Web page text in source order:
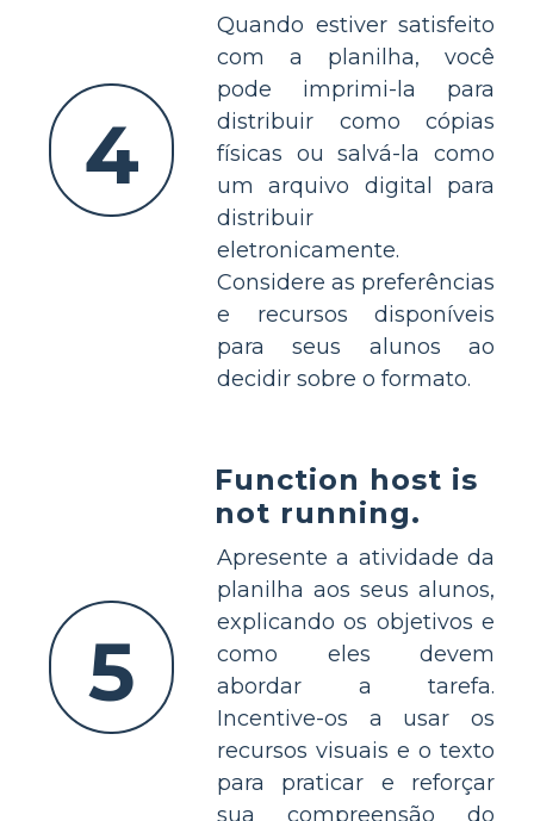
4
Quando estiver satisfeito
com a planilha, você
pode imprimi-la para
distribuir como cópias
físicas ou salvá-la como
um arquivo digital para
distribuir
eletronicamente.
Considere as preferências
e recursos disponíveis
para seus alunos ao
decidir sobre o formato.
5
Function host is
not running.
Apresente a atividade da
planilha aos seus alunos,
explicando os objetivos e
como eles devem
abordar a tarefa.
Incentive-os a usar os
recursos visuais e o texto
para praticar e reforçar
sua compreensão do